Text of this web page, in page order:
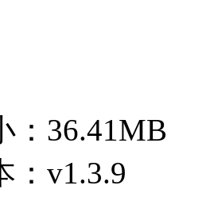
36.41MB
v1.3.9